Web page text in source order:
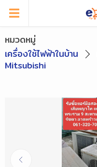
หมวดหมู่
เครื่องใช้ไฟฟ้าในบ้าน
Mitsubishi